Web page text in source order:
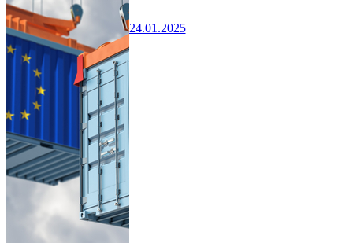
24.01.2025